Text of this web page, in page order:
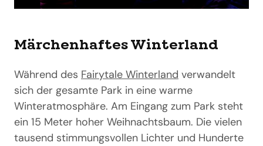
Märchenhaftes Winterland
Während des Fairytale Winterland verwandelt
sich der gesamte Park in eine warme
Winteratmosphäre. Am Eingang zum Park steht
ein 15 Meter hoher Weihnachtsbaum. Die vielen
tausend stimmungsvollen Lichter und Hunderte